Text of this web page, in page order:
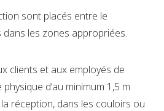
sont placés entre le
les zones appropriées.
clients et aux employés de
d’au minimum 1,5 m
réception, dans les couloirs ou